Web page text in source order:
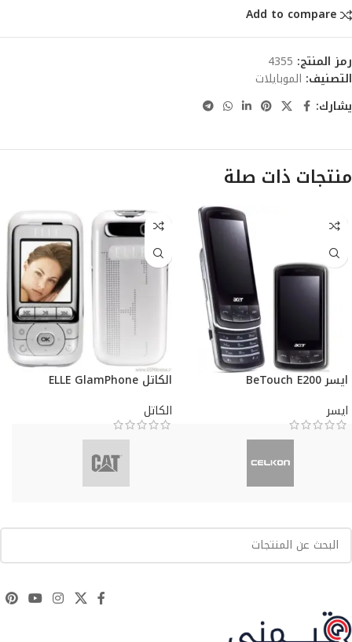
Add to compare
رمز المنتج: 4355
التصنيف: الموبايلات
يشارك:
منتجات ذات صلة
ايسر BeTouch E200
ايسر
الكاتل ELLE GlamPhone
الكاتل